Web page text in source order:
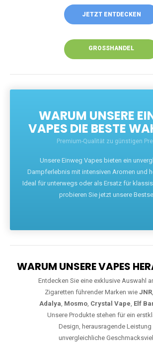
JETZT ENTDECKEN
GROSSHANDEL
WARUM UNSERE
VAPES DIE BESTE
Premium-Qualität zu günstigen
Unsere Einweg Vapes bieten ein
Dampferlebnis mit intensiven Aromen und
Ideal für unterwegs oder als Ersatz für
probieren Sie jetzt unsere
WARUM UNSERE VAPES
Entdecken Sie eine exklusive Auswahl
Zigaretten führender Marken wie JNR,
Adalya, Mosmo, Crystal Vape, Elf
Unsere Produkte stehen für ein
Design, herausragende Leistung
unvergleichliche